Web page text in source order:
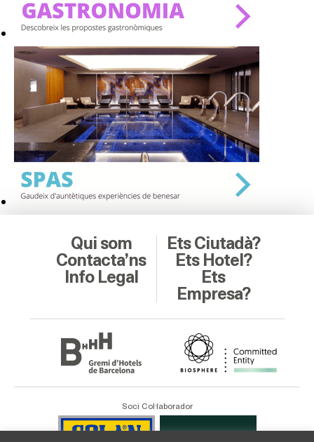
On?
Qui som
Contacta’ns
Info Legal
Ets Ciutadà?
Ets Hotel?
Ets
Empresa?
Soci Col·laborador